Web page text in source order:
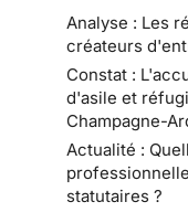
Analyse : Les
créateurs
Constat :
d'asile et
Champagne-
Actualité :
statutaires ?